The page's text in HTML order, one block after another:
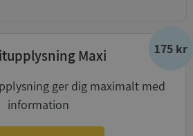
175 kr
Maxi
ger dig maximalt med
information